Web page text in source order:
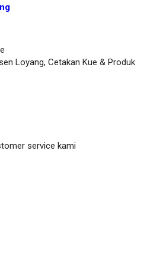
Loyang, Cetakan Kue & Produk
service kami